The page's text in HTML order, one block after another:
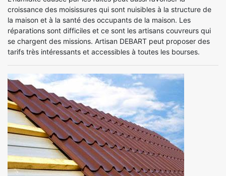
croissance des moisissures qui sont nuisibles à la structure de
la maison et à la santé des occupants de la maison. Les
réparations sont difficiles et ce sont les artisans couvreurs qui
se chargent des missions. Artisan DEBART peut proposer des
tarifs très intéressants et accessibles à toutes les bourses.